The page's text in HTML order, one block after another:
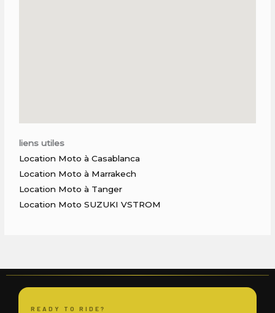
liens utiles
Location Moto à Casablanca
Location Moto à Marrakech
Location Moto à Tanger
Location Moto SUZUKI VSTROM
READY TO RIDE?